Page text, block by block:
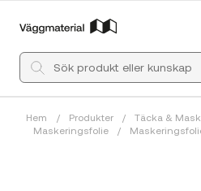
Hem / Produkter / Täcka &
Maskeringsfolie
/